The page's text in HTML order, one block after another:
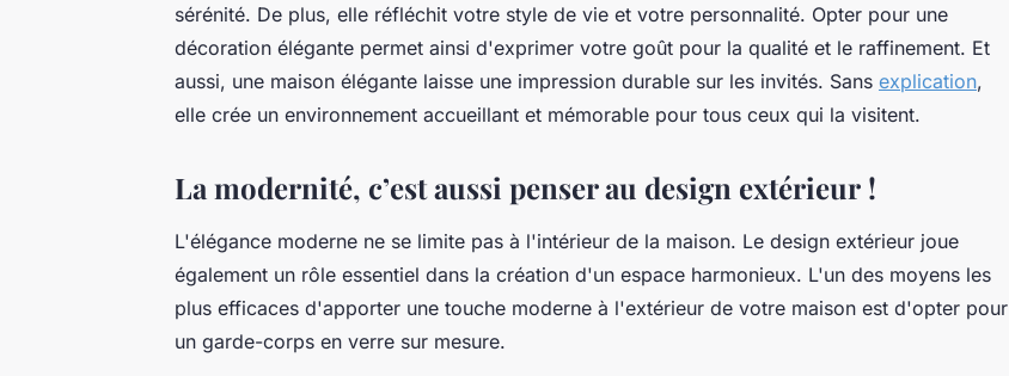
sérénité. De plus, elle réfléchit votre style de vie et votre personnalité. Opter pour une
décoration élégante permet ainsi d'exprimer votre goût pour la qualité et le raffinement. Et
aussi, une maison élégante laisse une impression durable sur les invités. Sans explication,
elle crée un environnement accueillant et mémorable pour tous ceux qui la visitent.
La modernité, c’est aussi penser au design extérieur !
L'élégance moderne ne se limite pas à l'intérieur de la maison. Le design extérieur joue
également un rôle essentiel dans la création d'un espace harmonieux. L'un des moyens les
plus efficaces d'apporter une touche moderne à l'extérieur de votre maison est d'opter pour
un garde-corps en verre sur mesure.